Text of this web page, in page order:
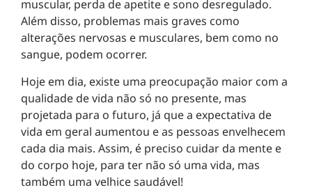
muscular, perda de apetite e sono desregulado.
Além disso, problemas mais graves como
alterações nervosas e musculares, bem como no
sangue, podem ocorrer.
Hoje em dia, existe uma preocupação maior com a
qualidade de vida não só no presente, mas
projetada para o futuro, já que a expectativa de
vida em geral aumentou e as pessoas envelhecem
cada dia mais. Assim, é preciso cuidar da mente e
do corpo hoje, para ter não só uma vida, mas
também uma velhice saudável!